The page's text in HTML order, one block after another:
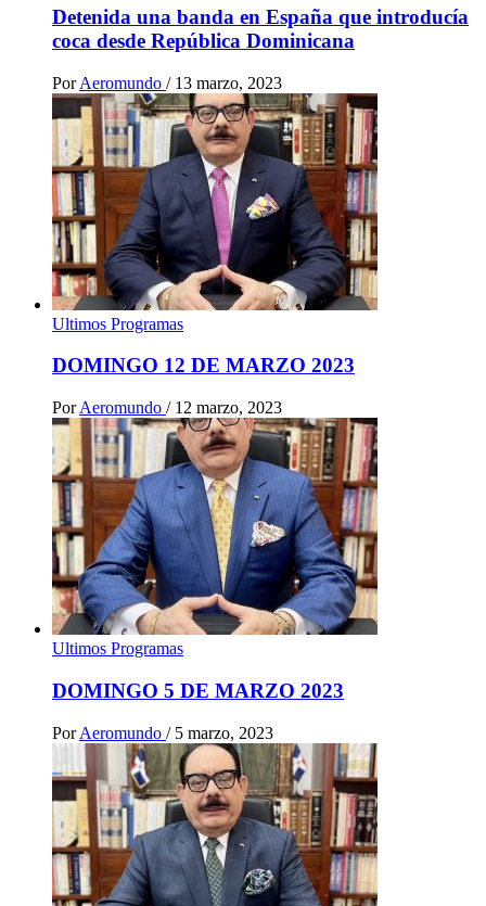
Detenida una banda en España que introducía
coca desde República Dominicana
Por Aeromundo / 13 marzo, 2023
Ultimos Programas
DOMINGO 12 DE MARZO 2023
Por Aeromundo / 12 marzo, 2023
Ultimos Programas
DOMINGO 5 DE MARZO 2023
Por Aeromundo / 5 marzo, 2023